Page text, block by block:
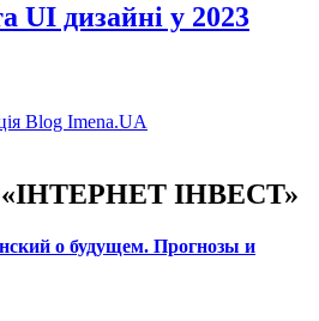
UI дизайні у 2023
Blog Imena.UA
ІНВЕСТ»
о будущем. Прогнозы и